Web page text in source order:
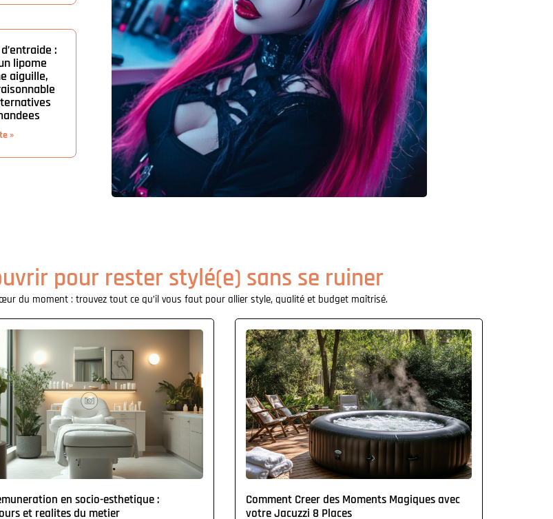
:
lipome
aiguille,
»
pour rester stylé(e) sans se ruiner
du moment : trouvez tout ce qu’il vous faut pour allier style, qualité et budget maîtrisé.
en socio-esthetique :
et realites du metier
Comment Creer des Moments Magiques avec
votre Jacuzzi 8 Places